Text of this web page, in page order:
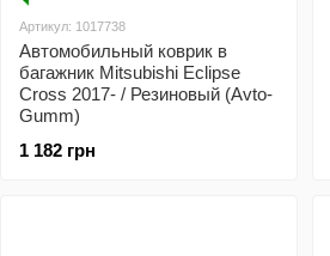
Артикул: 1017738
Автомобильный коврик в
багажник Mitsubishi Eclipse
Cross 2017- / Резиновый (Avto-
Gumm)
1 182 грн